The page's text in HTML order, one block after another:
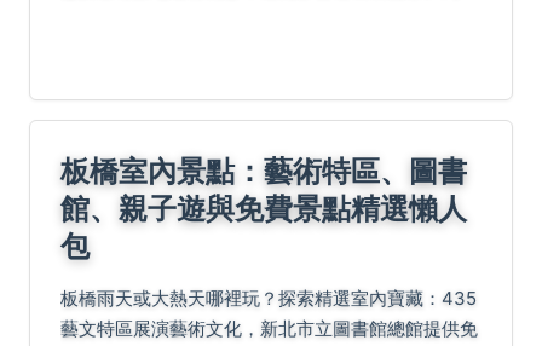
板橋室內景點：藝術特區、圖書
館、親子遊與免費景點精選懶人
包
板橋雨天或大熱天哪裡玩？探索精選室內寶藏：435
藝文特區展演藝術文化，新北市立圖書館總館提供免